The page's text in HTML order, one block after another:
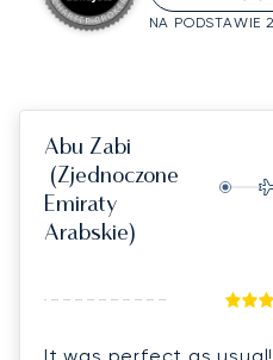
NA PODSTAWIE
Abu Zabi
(Zjednoczone
Emiraty
Arabskie)
It was perfect as